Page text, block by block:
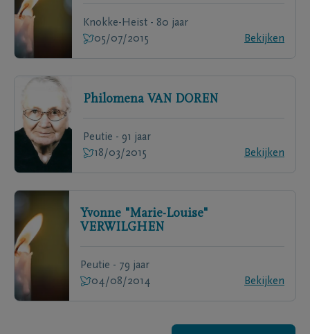
Knokke-Heist - 80 jaar
05/07/2015
Bekijken
Philomena VAN DOREN
Peutie - 91 jaar
18/03/2015
Bekijken
Yvonne "Marie-Louise"
VERWILGHEN
Peutie - 79 jaar
04/08/2014
Bekijken